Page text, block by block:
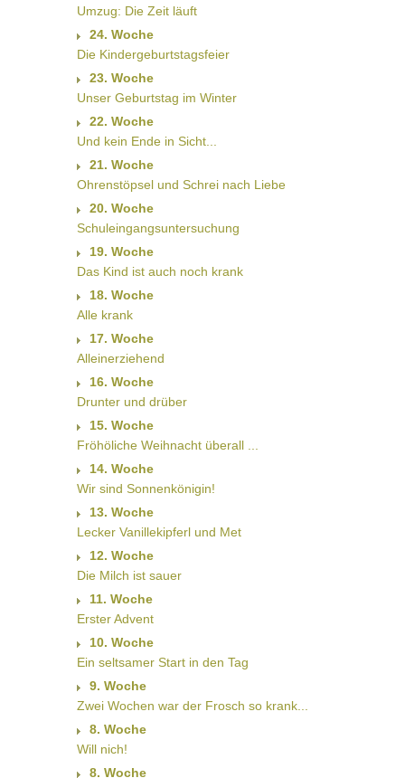
Umzug: Die Zeit läuft
24. Woche
Die Kindergeburtstagsfeier
23. Woche
Unser Geburtstag im Winter
22. Woche
Und kein Ende in Sicht...
21. Woche
Ohrenstöpsel und Schrei nach Liebe
20. Woche
Schuleingangsuntersuchung
19. Woche
Das Kind ist auch noch krank
18. Woche
Alle krank
17. Woche
Alleinerziehend
16. Woche
Drunter und drüber
15. Woche
Fröhöliche Weihnacht überall ...
14. Woche
Wir sind Sonnenkönigin!
13. Woche
Lecker Vanillekipferl und Met
12. Woche
Die Milch ist sauer
11. Woche
Erster Advent
10. Woche
Ein seltsamer Start in den Tag
9. Woche
Zwei Wochen war der Frosch so krank...
8. Woche
Will nich!
8. Woche